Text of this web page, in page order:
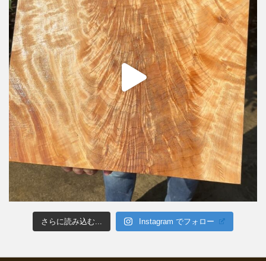
さらに読み込む... Instagram でフォロー